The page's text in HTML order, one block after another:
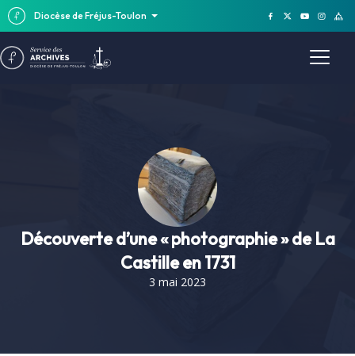
Diocèse de Fréjus-Toulon
Découverte d’une « photographie » de La
Castille en 1731
3 mai 2023